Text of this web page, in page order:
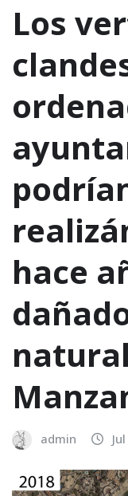
Los
hace
admin